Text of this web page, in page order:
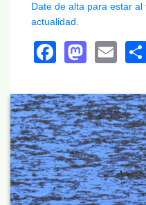
Date de alta para estar
actualidad.